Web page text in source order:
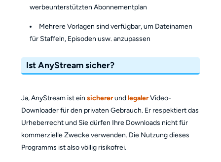
werbeunterstützten Abonnementplan
Mehrere Vorlagen sind verfügbar, um Dateinamen
für Staffeln, Episoden usw. anzupassen
Ist AnyStream sicher?
Ja, AnyStream ist ein sichererundlegalerVideo-
Downloader für den privaten Gebrauch. Er respektiert das
Urheberrecht und Sie dürfen Ihre Downloads nicht für
kommerzielle Zwecke verwenden. Die Nutzung dieses
Programms ist also völlig risikofrei.